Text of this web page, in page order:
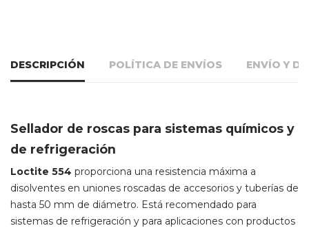
DESCRIPCIÓN POLÍTICA DE ENVÍOS ENVÍO Y
Sellador de roscas para sistemas químicos y
de refrigeración
Loctite 554 proporciona una resistencia máxima a
disolventes en uniones roscadas de accesorios y tuberías de
hasta 50 mm de diámetro. Está recomendado para
sistemas de refrigeración y para aplicaciones con productos